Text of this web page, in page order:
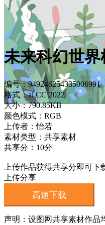
未来科幻世
编号：949246254335006991
格式：ai CC 2022
大小：790.85KB
颜色模式：RGB
上传者：怡若
素材类型：共享素材
共享分：10分
上传作品获得共享分即可下
上传分享
高速下载
声明：设图网共享素材作品